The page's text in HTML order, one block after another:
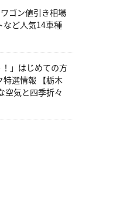
ゴン値引き相場
など人気14車種
！」はじめての方
特選情報 【栃木
空気と四季折々